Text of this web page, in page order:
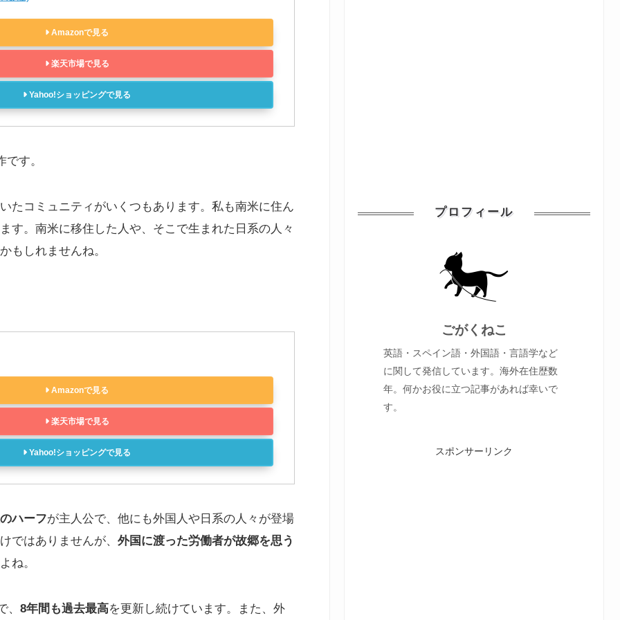
Amazonで見る
楽天市場で見る
Yahoo!ショッピングで見る
す。
たコミュニティがいくつもあります。私も南米に住ん
す。南米に移住した人や、そこで生まれた日系の人々
もしれませんね。
Amazonで見る
楽天市場で見る
Yahoo!ショッピングで見る
ハーフが主人公で、他にも外国人や日系の人々が登場
ではありませんが、 外国に渡った労働者が故郷を思う
ね。
、 8年間も過去最高を更新し続けています。また、外
プロフィール
ごがくねこ
英語・スペイン語・外国語・言語学など
に関して発信しています。海外在住歴数
年。何かお役に立つ記事があれば幸いで
す。
スポンサーリンク